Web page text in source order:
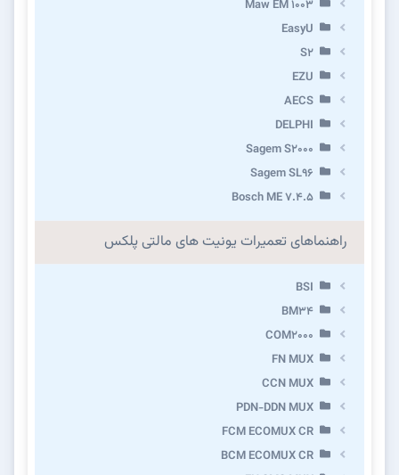
Maw EM 1003
EasyU
S2
EZU
AECS
DELPHI
Sagem S2000
Sagem SL96
Bosch ME 7.4.5
راهنماهای تعمیرات یونیت های مالتی پلکس
BSI
BM34
COM2000
FN MUX
CCN MUX
PDN-DDN MUX
FCM ECOMUX CR
BCM ECOMUX CR